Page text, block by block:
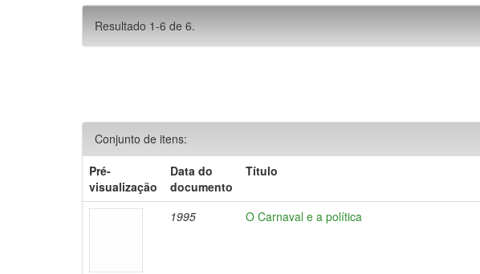
Resultado 1-6 de 6.
Conjunto de itens:
Pré-
visualização
Data do
documento
Título
1995 O Carnaval e a política